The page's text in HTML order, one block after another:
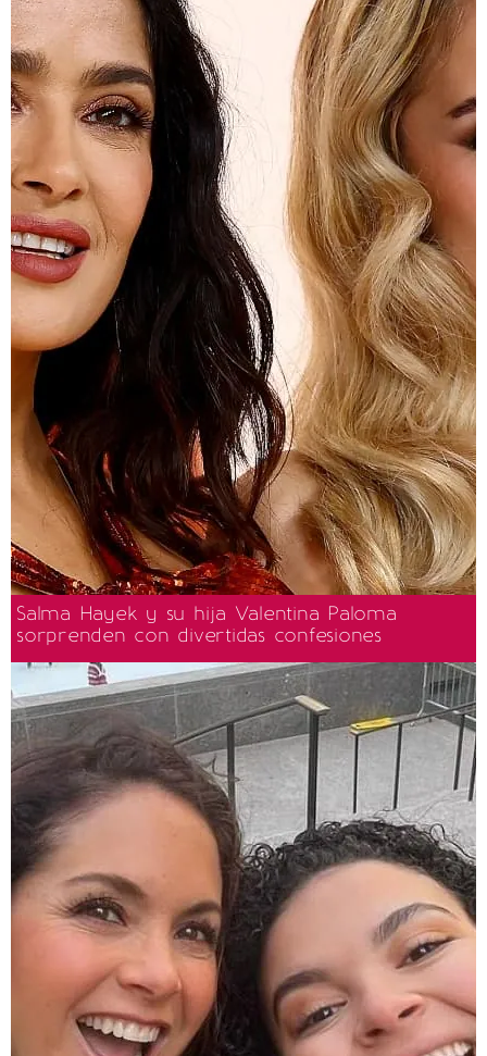
Salma Hayek y su hija Valentina Paloma
sorprenden con divertidas confesiones